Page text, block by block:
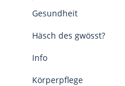
Gesundheit
Häsch des gwösst?
Info
Körperpflege